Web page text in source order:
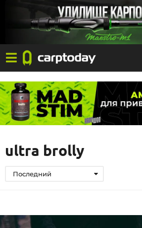
ultra brolly
Последний